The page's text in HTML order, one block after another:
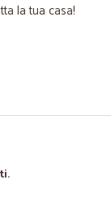
la tua casa!